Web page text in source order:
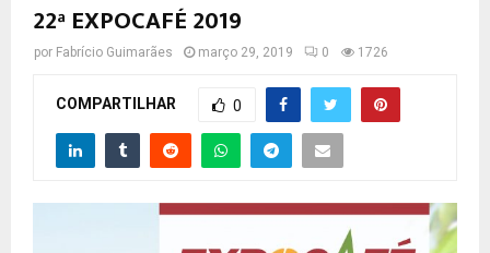
22ª EXPOCAFÉ 2019
por Fabrício Guimarães março 29, 2019 0 1726
COMPARTILHAR 0